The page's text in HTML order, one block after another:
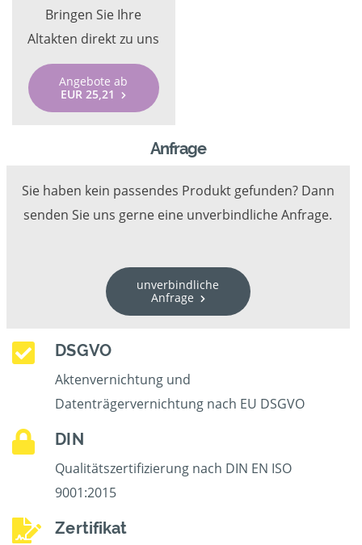
Bringen Sie Ihre
Altakten direkt zu uns
Angebote ab
EUR 25,21
Anfrage
Sie haben kein passendes Produkt gefunden? Dann
senden Sie uns gerne eine unverbindliche Anfrage.
unverbindliche
Anfrage
DSGVO
Aktenvernichtung und
Datenträgervernichtung nach EU DSGVO
DIN
Qualitätszertifizierung nach DIN EN ISO
9001:2015
Zertifikat